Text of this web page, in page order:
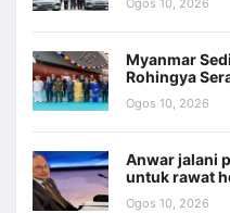
Ogos 10, 2026
Myanmar
Rohingya
Ogos 10, 2026
Anwar jalani
untuk rawat
Ogos 10, 2026